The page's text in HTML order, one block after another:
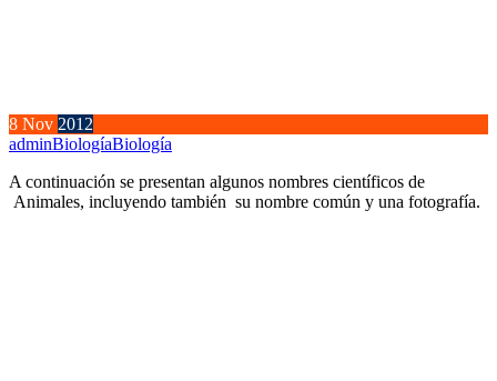
8 Nov 2012
adminBiologíaBiología
A continuación se presentan algunos nombres científicos de
Animales, incluyendo también su nombre común y una fotografía.